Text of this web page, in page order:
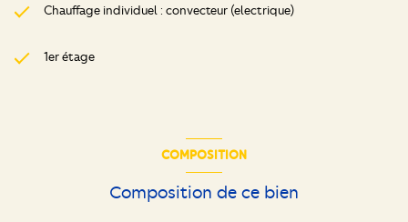
Chauffage individuel : convecteur (electrique)
1er étage
COMPOSITION
Composition de ce bien